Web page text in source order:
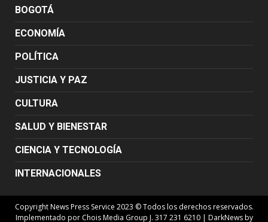
BOGOTÁ
ECONOMÍA
POLÍTICA
JUSTICIA Y PAZ
CULTURA
SALUD Y BIENESTAR
CIENCIA Y TECNOLOGÍA
INTERNACIONALES
Copyright News Press Service 2023 © Todos los derechos reservados.
Implementado por Chois Media Group J. 317 231 6210 | DarkNewsby